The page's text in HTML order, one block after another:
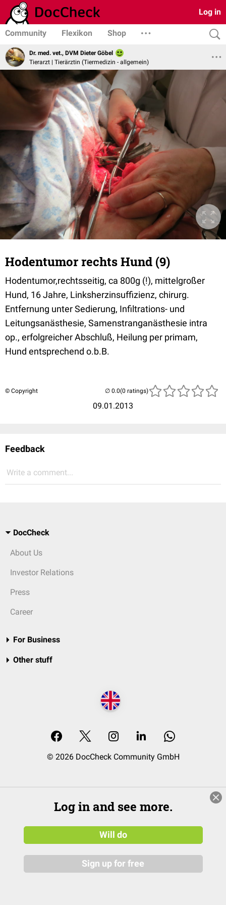
Log in
Community Flexikon Shop
Dr. med. vet., DVM Dieter Göbel
Tierarzt | Tierärztin (Tiermedizin - allgemein)
Hodentumor rechts Hund (9)
Hodentumor,rechtsseitig, ca 800g (!), mittelgroßer
Hund, 16 Jahre, Linksherzinsuffizienz, chirurg.
Entfernung unter Sedierung, Infiltrations- und
Leitungsanästhesie, Samenstranganästhesie intra
op., erfolgreicher Abschluß, Heilung per primam,
Hund entsprechend o.b.B.
© Copyright
09.01.2013
(0 ratings)
Feedback
Write a comment...
DocCheck
About Us
Investor Relations
Press
Career
For Business
Other stuff
© 2026 DocCheck Community GmbH
Log in and see more.
Will do
Sign up for free